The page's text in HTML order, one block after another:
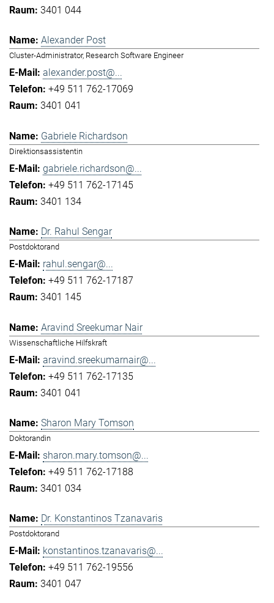
3401 044
Alexander Post
Cluster-Administrator, Research Software Engineer
alexander.post@...
+49 511 762-17069
3401 041
Gabriele Richardson
Direktionsassistentin
gabriele.richardson@...
+49 511 762-17145
3401 134
Dr. Rahul Sengar
Postdoktorand
rahul.sengar@...
+49 511 762-17187
3401 145
Aravind Sreekumar Nair
Wissenschaftliche Hilfskraft
aravind.sreekumarnair@...
+49 511 762-17135
3401 041
Sharon Mary Tomson
Doktorandin
sharon.mary.tomson@...
+49 511 762-17188
3401 034
Dr. Konstantinos Tzanavaris
Postdoktorand
konstantinos.tzanavaris@...
+49 511 762-19556
3401 047